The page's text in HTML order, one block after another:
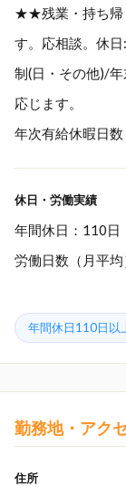
★★残業・持ち帰
す。応相談。休
制(日・その他)/
応じます。
年次有給休暇日
休日・労働実績
年間休日：110日
労働日数（月平
年間休日110日以
勤務地・アク
住所